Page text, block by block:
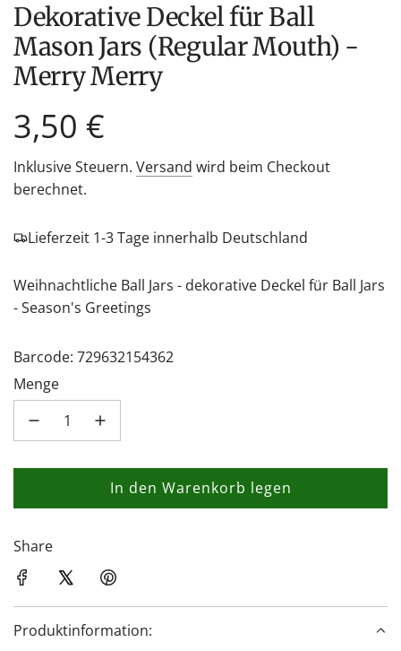
Dekorative Deckel für Ball
Mason Jars (Regular Mouth) -
Merry Merry
Regulärer
Preis
3,50 €
Inklusive Steuern. Versand wird beim Checkout
berechnet.
Lieferzeit 1-3 Tage innerhalb Deutschland
Weihnachtliche Ball Jars - dekorative Deckel für Ball Jars
- Season's Greetings
Barcode: 729632154362
Menge
In den Warenkorb legen
L
.
Share
Produktinformation: